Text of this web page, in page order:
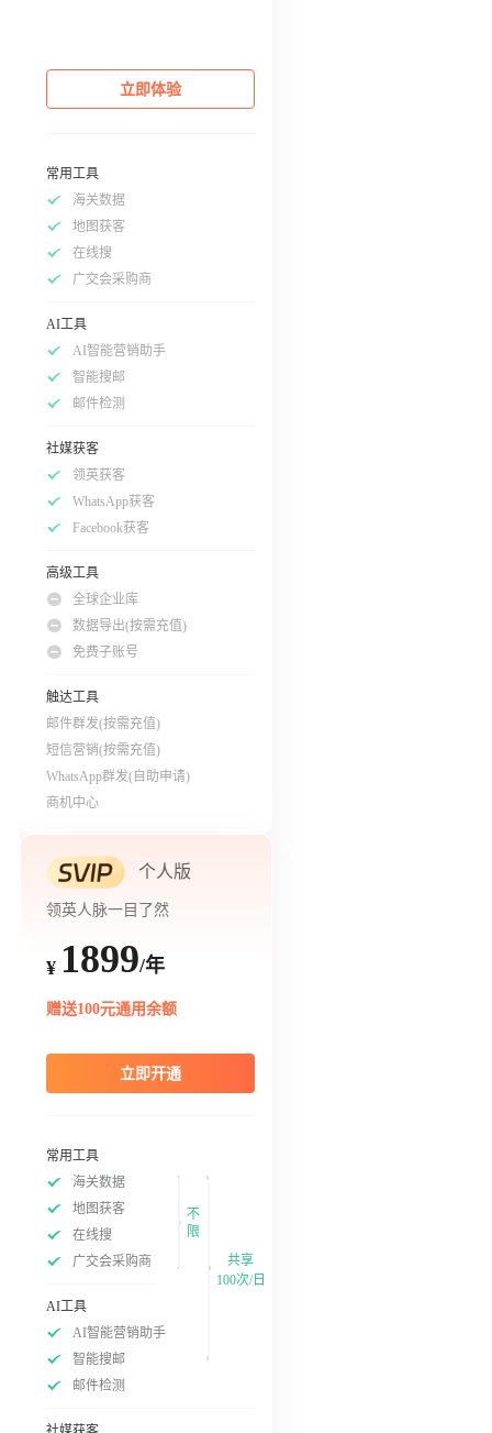
立即体验
常用工具
海关数据
地图获客
在线搜
广交会采购商
AI工具
AI智能营销助手
智能搜邮
邮件检测
社媒获客
领英获客
WhatsApp获客
Facebook获客
高级工具
全球企业库
数据导出(按需充值)
免费子账号
触达工具
邮件群发(按需充值)
短信营销(按需充值)
WhatsApp群发(自助申请)
商机中心
个人版
领英人脉一目了然
¥ 1899/年
赠送100元通用余额
立即开通
常用工具
海关数据
地图获客
在线搜
广交会采购商
不
限
AI工具
AI智能营销助手
智能搜邮
邮件检测
共享
100次/日